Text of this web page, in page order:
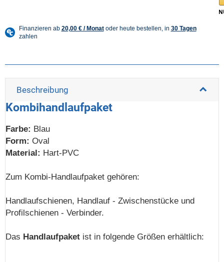
Beschreibung
Kombihandlaufpaket
Farbe: Blau
Form: Oval
Material: Hart-PVC
Zum Kombi-Handlaufpaket gehören:
Handlaufschienen, Handlauf - Zwischenstücke und
Profilschienen - Verbinder.
Das Handlaufpaket ist in folgende Größen erhältlich: